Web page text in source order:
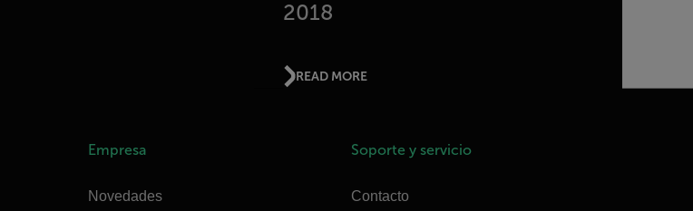
2018
READ MORE
Empresa
Novedades
Soporte y servicio
Contacto